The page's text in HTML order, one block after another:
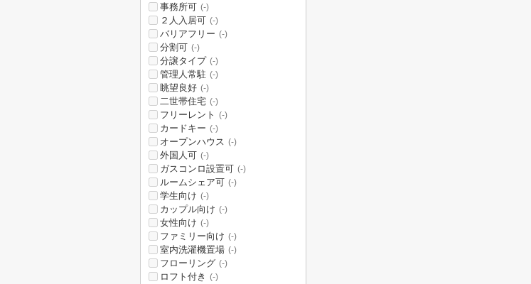
事務所可 (-)
２人入居可 (-)
バリアフリー (-)
分割可 (-)
分譲タイプ (-)
管理人常駐 (-)
眺望良好 (-)
二世帯住宅 (-)
フリーレント (-)
カードキー (-)
オープンハウス (-)
外国人可 (-)
ガスコンロ設置可 (-)
ルームシェア可 (-)
学生向け (-)
カップル向け (-)
女性向け (-)
ファミリー向け (-)
室内洗濯機置場 (-)
フローリング (-)
ロフト付き (-)